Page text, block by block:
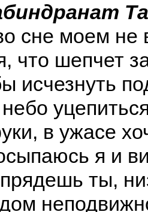
сне моем не
что шепчет
исчезнуть
в ужасе
я и
ты,